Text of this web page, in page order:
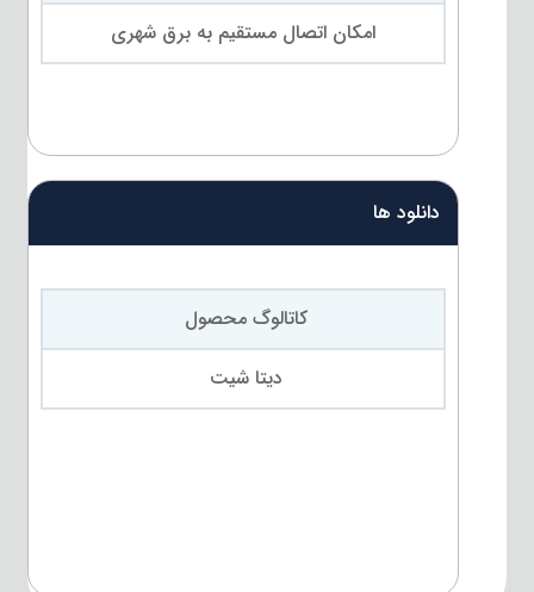
امکان اتصال مستقیم به برق شهری
دانلود ها
کاتالوگ محصول
دیتا شیت